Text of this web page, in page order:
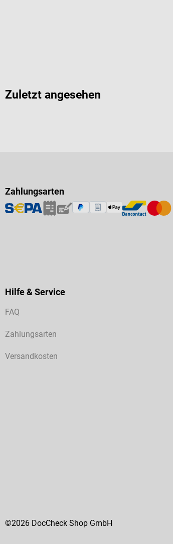
Zuletzt angesehen
Zahlungsarten
Hilfe & Service
FAQ
Zahlungsarten
Versandkosten
©2026 DocCheck Shop GmbH